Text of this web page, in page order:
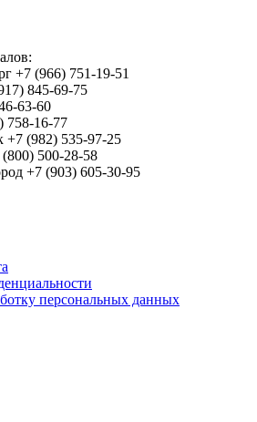
+7 (966) 751-19-51
845-69-75
63-60
758-16-77
+7 (982) 535-97-25
500-28-58
+7 (903) 605-30-95
персональных данных